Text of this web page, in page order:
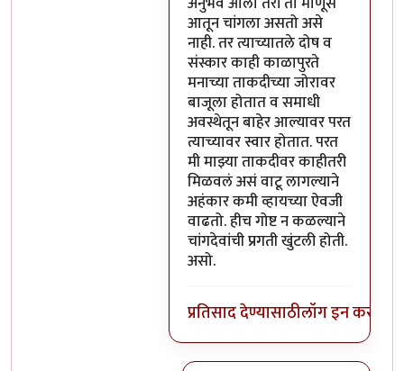
आतून चांगला असतो असे
नाही. तर त्याच्यातले दोष व
संस्कार काही काळापुरते
मनाच्या ताकदीच्या जोरावर
बाजूला होतात व समाधी
अवस्थेतून बाहेर आल्यावर परत
त्याच्यावर स्वार होतात. परत
मी माझ्या ताकदीवर काहीतरी
मिळवलं असं वाटू लागल्याने
अहंकार कमी व्हायच्या ऐवजी
वाढतो. हीच गोष्ट न कळल्याने
चांगदेवांची प्रगती खुंटली होती.
असो.
प्रतिसाद देण्यासाठीलॉग इन करा